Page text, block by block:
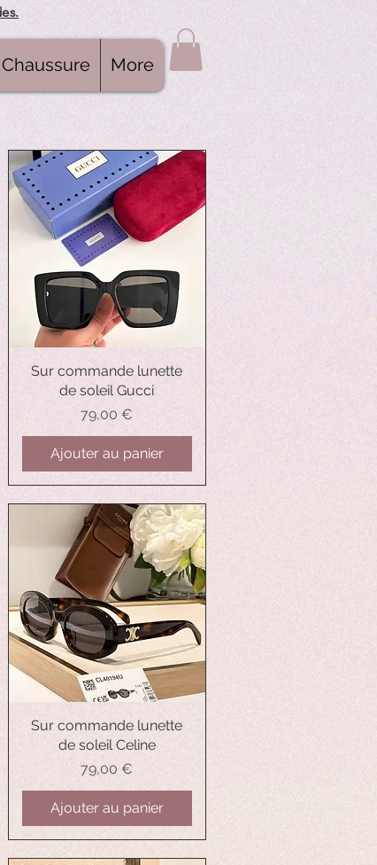
Chaussure More
Aperçu rapide
Sur commande lunette
de soleil Gucci
Prix
79,00 €
Ajouter au panier
Aperçu rapide
Sur commande lunette
de soleil Celine
Prix
79,00 €
Ajouter au panier